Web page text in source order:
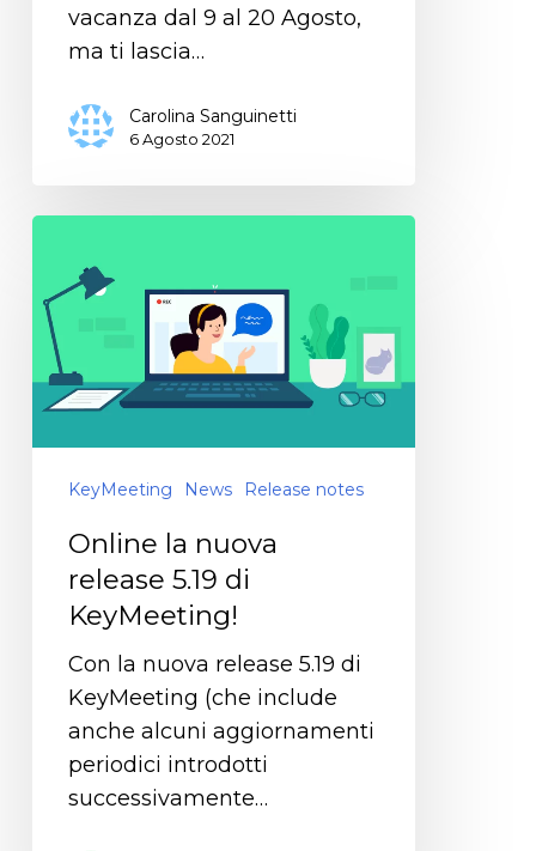
vacanza dal 9 al 20 Agosto,
ma ti lascia…
Carolina Sanguinetti
6 Agosto 2021
KeyMeeting News Release notes
Online la nuova
release 5.19 di
KeyMeeting!
Con la nuova release 5.19 di
KeyMeeting (che include
anche alcuni aggiornamenti
periodici introdotti
successivamente…